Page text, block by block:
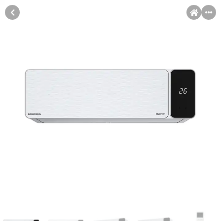
Kupovina na rate